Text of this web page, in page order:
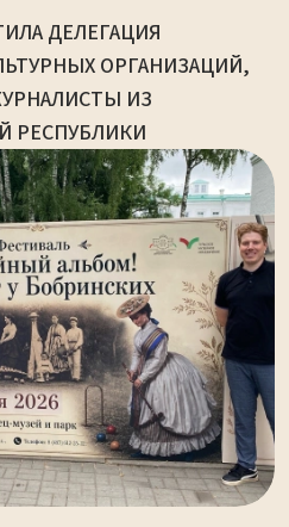
ДЕЛЕГАЦИЯ
ОРГАНИЗАЦИЙ,
ИЗ
РЕСПУБЛИКИ